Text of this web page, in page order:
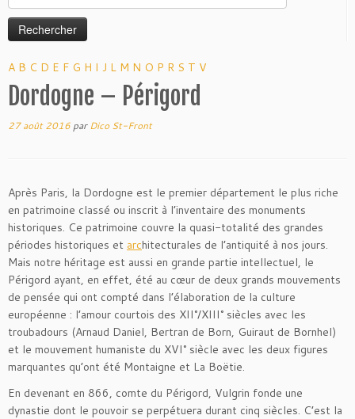
A B C D E F G H I J L M N O P R S T V
Dordogne – Périgord
27 août 2016 parDico St-Front
Après Paris, la Dordogne est le premier département le plus riche
en patrimoine classé ou inscrit à l’inventaire des monuments
historiques. Ce patrimoine couvre la quasi-totalité des grandes
périodes historiques et architecturales de l’antiquité à nos jours.
Mais notre héritage est aussi en grande partie intellectuel, le
Périgord ayant, en effet, été au cœur de deux grands mouvements
de pensée qui ont compté dans l’élaboration de la culture
européenne : l’amour courtois des XII°/XIII° siècles avec les
troubadours (Arnaud Daniel, Bertran de Born, Guiraut de Bornhel)
et le mouvement humaniste du XVI° siècle avec les deux figures
marquantes qu’ont été Montaigne et La Boëtie.
En devenant en 866, comte du Périgord, Vulgrin fonde une
dynastie dont le pouvoir se perpétuera durant cinq siècles. C’est la